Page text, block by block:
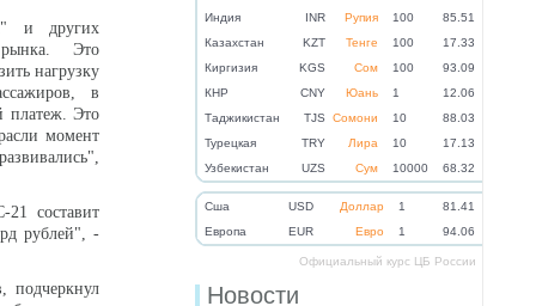
Индия
INR Рупия 100
85.51
Казахстан
KZT Тенге 100
17.33
Киргизия
KGS Сом 100
93.09
КНР
CNY Юань 1
12.06
Таджикистан
TJS Сомони 10
88.03
Турецкая
TRY Лира 10
17.13
Узбекистан
UZS Сум 10000 68.32
Cша USD Доллар 1
81.41
Eвропа
EUR Евро 1 94.06
Официальный курс ЦБ России
Новости
и других
рынка. Это
нагрузку
в
платеж. Это
момент
составит
рублей", -
подчеркнул